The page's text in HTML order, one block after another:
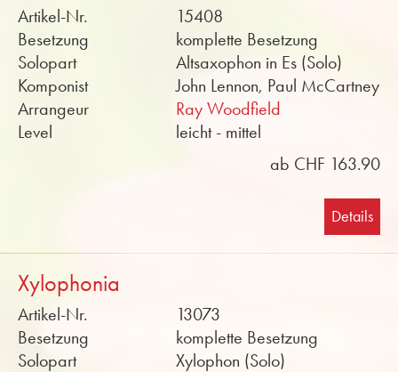
Artikel-Nr.
15408
Besetzung
komplette Besetzung
Solopart
Altsaxophon in Es (Solo)
Komponist
John Lennon, Paul McCartney
Arrangeur
Ray Woodfield
Level
leicht - mittel
ab CHF 163.90
Details
Xylophonia
Artikel-Nr.
13073
Besetzung
komplette Besetzung
Solopart
Xylophon (Solo)